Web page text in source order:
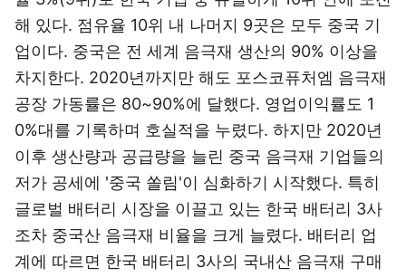
해 있다. 점유율 10위 내 나머지 9곳은 모두 중국 기
업이다. 중국은 전 세계 음극재 생산의 90% 이상을
차지한다. 2020년까지만 해도 포스코퓨처엠 음극재
공장 가동률은 80~90%에 달했다. 영업이익률도 1
0%대를 기록하며 호실적을 누렸다. 하지만 2020년
이후 생산량과 공급량을 늘린 중국 음극재 기업들의
저가 공세에 '중국 쏠림'이 심화하기 시작했다. 특히
글로벌 배터리 시장을 이끌고 있는 한국 배터리 3사
조차 중국산 음극재 비율을 크게 늘렸다. 배터리 업
계에 따르면 한국 배터리 3사의 국내산 음극재 구매